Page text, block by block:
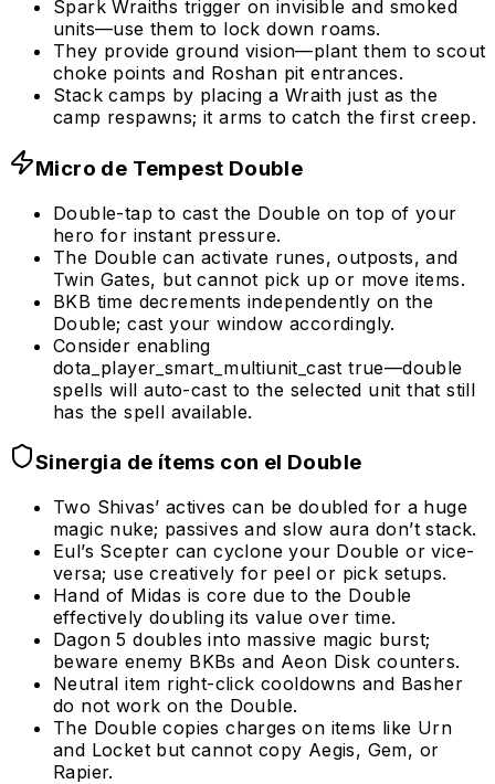
Spark Wraiths trigger on invisible and smoked
units—use them to lock down roams.
They provide ground vision—plant them to scout
choke points and Roshan pit entrances.
Stack camps by placing a Wraith just as the
camp respawns; it arms to catch the first creep.
Micro de Tempest Double
Double-tap to cast the Double on top of your
hero for instant pressure.
The Double can activate runes, outposts, and
Twin Gates, but cannot pick up or move items.
BKB time decrements independently on the
Double; cast your window accordingly.
Consider enabling
dota_player_smart_multiunit_cast true—double
spells will auto-cast to the selected unit that still
has the spell available.
Sinergia de ítems con el Double
Two Shivas’ actives can be doubled for a huge
magic nuke; passives and slow aura don’t stack.
Eul’s Scepter can cyclone your Double or vice-
versa; use creatively for peel or pick setups.
Hand of Midas is core due to the Double
effectively doubling its value over time.
Dagon 5 doubles into massive magic burst;
beware enemy BKBs and Aeon Disk counters.
Neutral item right-click cooldowns and Basher
do not work on the Double.
The Double copies charges on items like Urn
and Locket but cannot copy Aegis, Gem, or
Rapier.